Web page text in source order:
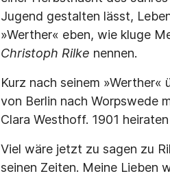
Jugend gestalten lässt,
»Werther« eben, wie kluge
Christoph Rilke nennen.
Kurz nach seinem
von Berlin nach Worpswede
Clara Westhoff. 1901
Viel wäre jetzt zu sagen zu
seinen Zeiten. Meine Lieben